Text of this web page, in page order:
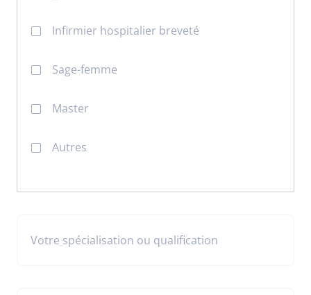
Infirmier hospitalier breveté
Sage-femme
Master
Autres
Votre spécialisation ou qualification